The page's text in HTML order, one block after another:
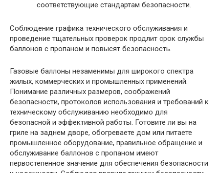
соответствующие стандартам безопасности.
Соблюдение графика технического обслуживания и
проведение тщательных проверок продлит срок службы
баллонов с пропаном и повысят безопасность.
Газовые баллоны незаменимы для широкого спектра
жилых, коммерческих и промышленных применений.
Понимание различных размеров, соображений
безопасности, протоколов использования и требований к
техническому обслуживанию необходимо для
безопасной и эффективной работы. Готовите ли вы на
гриле на заднем дворе, обогреваете дом или питаете
промышленное оборудование, правильное обращение и
обслуживание баллонов с пропаном имеют
первостепенное значение для обеспечения безопасности